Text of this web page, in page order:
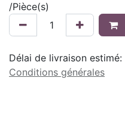
/Pièce(s)
Délai de livraison estimé:
Conditions générales